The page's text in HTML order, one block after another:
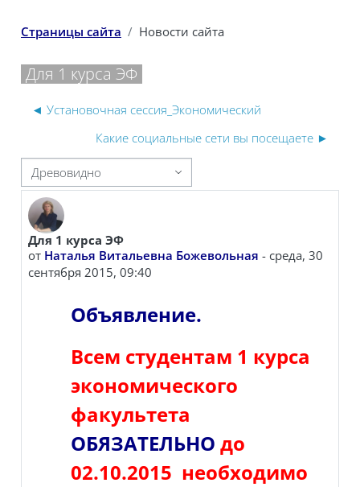
Страницы сайта Новости сайта
Для 1 курса ЭФ
◄ Установочная сессия_Экономический
Какие социальные сети вы посещаете ►
Для 1 курса ЭФ
от Наталья Витальевна Божевольная - среда, 30
сентября 2015, 09:40
Количество ответов: 0
Объявление.
Всем студентам 1 курса
экономического
факультета
ОБЯЗАТЕЛЬНО до
02.10.2015 необходимо